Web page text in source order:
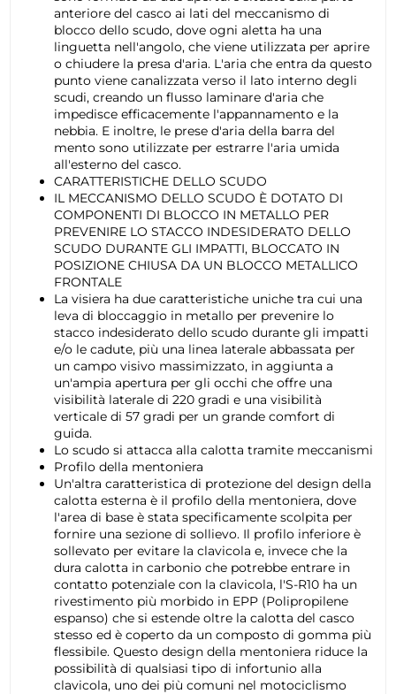
anteriore del casco ai lati del meccanismo di
blocco dello scudo, dove ogni aletta ha una
linguetta nell'angolo, che viene utilizzata per aprire
o chiudere la presa d'aria. L'aria che entra da questo
punto viene canalizzata verso il lato interno degli
scudi, creando un flusso laminare d'aria che
impedisce efficacemente l'appannamento e la
nebbia. E inoltre, le prese d'aria della barra del
mento sono utilizzate per estrarre l'aria umida
all'esterno del casco.
CARATTERISTICHE DELLO SCUDO
IL MECCANISMO DELLO SCUDO È DOTATO DI
COMPONENTI DI BLOCCO IN METALLO PER
PREVENIRE LO STACCO INDESIDERATO DELLO
SCUDO DURANTE GLI IMPATTI, BLOCCATO IN
POSIZIONE CHIUSA DA UN BLOCCO METALLICO
FRONTALE
La visiera ha due caratteristiche uniche tra cui una
leva di bloccaggio in metallo per prevenire lo
stacco indesiderato dello scudo durante gli impatti
e/o le cadute, più una linea laterale abbassata per
un campo visivo massimizzato, in aggiunta a
un'ampia apertura per gli occhi che offre una
visibilità laterale di 220 gradi e una visibilità
verticale di 57 gradi per un grande comfort di
guida.
Lo scudo si attacca alla calotta tramite meccanismi
Profilo della mentoniera
Un'altra caratteristica di protezione del design della
calotta esterna è il profilo della mentoniera, dove
l'area di base è stata specificamente scolpita per
fornire una sezione di sollievo. Il profilo inferiore è
sollevato per evitare la clavicola e, invece che la
dura calotta in carbonio che potrebbe entrare in
contatto potenziale con la clavicola, l'S-R10 ha un
rivestimento più morbido in EPP (Polipropilene
espanso) che si estende oltre la calotta del casco
stesso ed è coperto da un composto di gomma più
flessibile. Questo design della mentoniera riduce la
possibilità di qualsiasi tipo di infortunio alla
clavicola, uno dei più comuni nel motociclismo